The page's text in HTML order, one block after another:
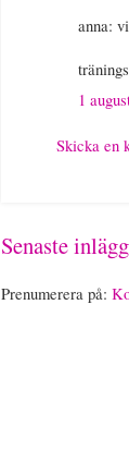
anna:
1
Skicka en
Senaste inlägg
Prenumerera på: